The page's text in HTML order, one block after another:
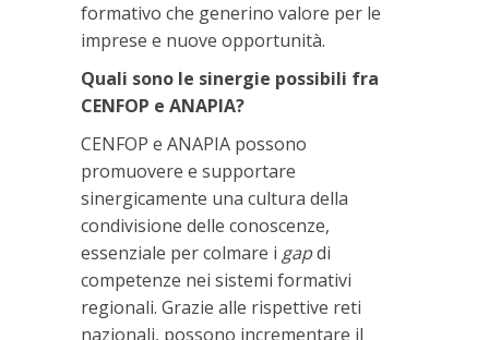
formativo che generino valore per le
imprese e nuove opportunità.
Quali sono le sinergie possibili fra
CENFOP e ANAPIA?
CENFOP e ANAPIA possono
promuovere e supportare
sinergicamente una cultura della
condivisione delle conoscenze,
essenziale per colmare i gapdi
competenze nei sistemi formativi
regionali. Grazie alle rispettive reti
nazionali, possono incrementare il